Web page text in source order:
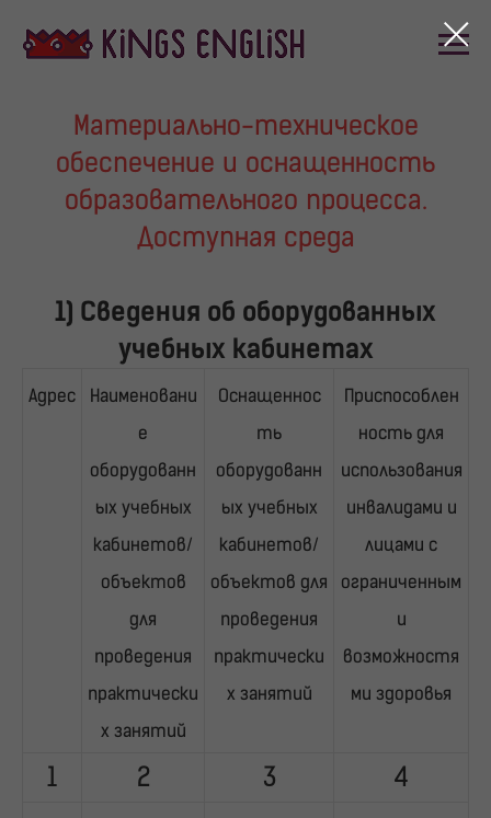
Материально-техническое
обеспечение и оснащенность
образовательного процесса.
Доступная среда
1) Сведения об оборудованных
учебных кабинетах
Адрес
Наименовани
е
оборудованн
ых учебных
кабинетов/
объектов
для
проведения
практически
х занятий
Оснащеннос
ть
оборудованн
ых учебных
кабинетов/
объектов для
проведения
практически
х занятий
Приспособлен
ность для
использования
инвалидами и
лицами с
ограниченным
и
возможностя
ми здоровья
1 2 3 4